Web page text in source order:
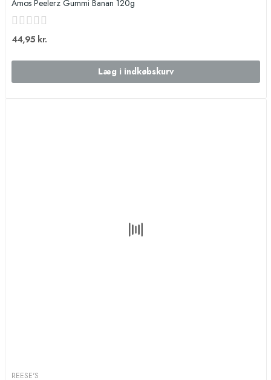
Amos Peelerz Gummi Banan 120g
44,95 kr.
Læg i indkøbskurv
REESE'S